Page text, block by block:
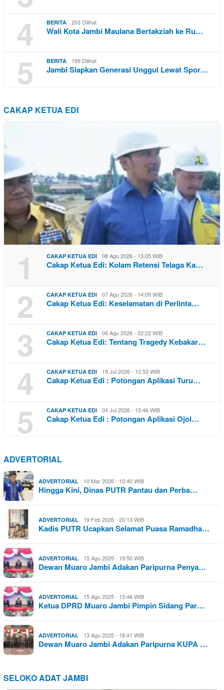
4
BERITA 203 Dilihat
Wali Kota Jambi Maulana Bertakziah ke Ru…
5 BERITA 199 Dilihat
Jambi Siapkan Generasi Unggul Lewat Spor…
CAKAP KETUA EDI
1 CAKAP KETUA EDI 08 Agu 2026 - 13:05 WIB
Cakap Ketua Edi: Kolam Retensi Telaga Ka…
2 CAKAP KETUA EDI 07 Agu 2026 - 14:09 WIB
Cakap Ketua Edi: Keselamatan di Perlinta…
3 CAKAP KETUA EDI 06 Agu 2026 - 02:22 WIB
Cakap Ketua Edi: Tentang Tragedy Kebakar…
4 CAKAP KETUA EDI 19 Jul 2026 - 12:53 WIB
Cakap Ketua Edi : Potongan Aplikasi Turu…
5 CAKAP KETUA EDI 04 Jul 2026 - 15:46 WIB
Cakap Ketua Edi : Potongan Aplikasi Ojol…
ADVERTORIAL
ADVERTORIAL 10 Mar 2026 - 10:40 WIB
Hingga Kini, Dinas PUTR Pantau dan Perba…
ADVERTORIAL 19 Feb 2026 - 20:13 WIB
Kadis PUTR Ucapkan Selamat Puasa Ramadha…
ADVERTORIAL 15 Agu 2025 - 19:50 WIB
Dewan Muaro Jambi Adakan Paripurna Penya…
ADVERTORIAL 15 Agu 2025 - 15:46 WIB
Ketua DPRD Muaro Jambi Pimpin Sidang Par…
ADVERTORIAL 13 Agu 2025 - 18:41 WIB
Dewan Muaro Jambi Adakan Paripurna KUPA …
SELOKO ADAT JAMBI